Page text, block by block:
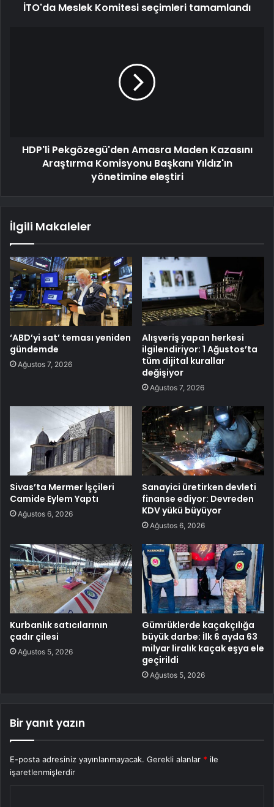
İTO'da Meslek Komitesi seçimleri tamamlandı
HDP'li Pekgözegü'den Amasra Maden Kazasını
Araştırma Komisyonu Başkanı Yıldız'ın
yönetimine eleştiri
İlgili Makaleler
‘ABD’yi sat’ teması yeniden
gündemde
Ağustos 7, 2026
Alışveriş yapan herkesi
ilgilendiriyor: 1 Ağustos’ta
tüm dijital kurallar
değişiyor
Ağustos 7, 2026
Sivas’ta Mermer İşçileri
Camide Eylem Yaptı
Ağustos 6, 2026
Sanayici üretirken devleti
finanse ediyor: Devreden
KDV yükü büyüyor
Ağustos 6, 2026
Kurbanlık satıcılarının
çadır çilesi
Ağustos 5, 2026
Gümrüklerde kaçakçılığa
büyük darbe: İlk 6 ayda 63
milyar liralık kaçak eşya ele
geçirildi
Ağustos 5, 2026
Bir yanıt yazın
E-posta adresiniz yayınlanmayacak. Gerekli alanlar * ile
işaretlenmişlerdir